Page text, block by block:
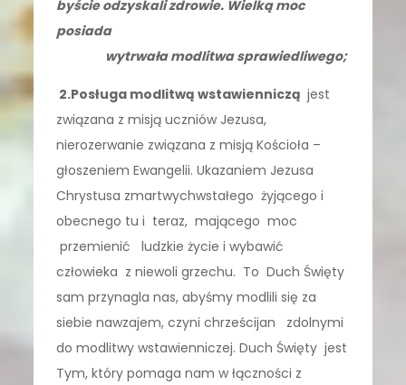
byście odzyskali zdrowie. Wielką moc
posiada
wytrwała modlitwa sprawiedliwego;
2.Posługa modlitwą wstawienniczą jest
związana z misją uczniów Jezusa,
nierozerwanie związana z misją Kościoła –
głoszeniem Ewangelii. Ukazaniem Jezusa
Chrystusa zmartwychwstałego żyjącego i
obecnego tu i teraz, mającego moc
przemienić ludzkie życie i wybawić
człowieka z niewoli grzechu. To Duch Święty
sam przynagla nas, abyśmy modlili się za
siebie nawzajem, czyni chrześcijan zdolnymi
do modlitwy wstawienniczej. Duch Święty jest
Tym, który pomaga nam w łączności z